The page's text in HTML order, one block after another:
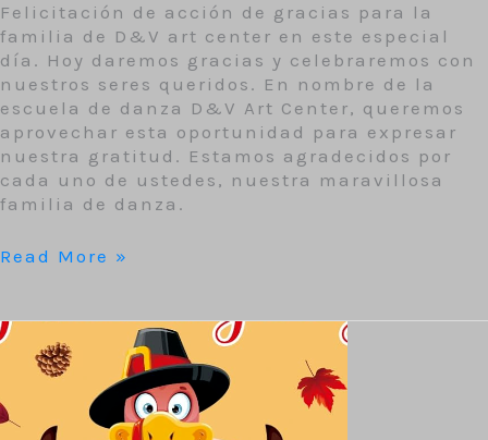
Felicitación de acción de gracias para la
familia de D&V art center en este especial
día. Hoy daremos gracias y celebraremos con
nuestros seres queridos. En nombre de la
escuela de danza D&V Art Center, queremos
aprovechar esta oportunidad para expresar
nuestra gratitud. Estamos agradecidos por
cada uno de ustedes, nuestra maravillosa
familia de danza.
Read More »
Origen
de
Acción